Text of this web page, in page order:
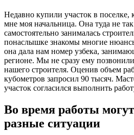
Недавно купили участок в поселке,
мне моя начальница. Она туда не
самостоятельно занималась
понаслышке знакомы многие
она дала нам номер узбека,
регионе. Мы не сразу ему
нашего строителя. Оценив объем
кубометров запросил 90 тысяч.
участок согласился выполнить
Во время работы
разные ситуации